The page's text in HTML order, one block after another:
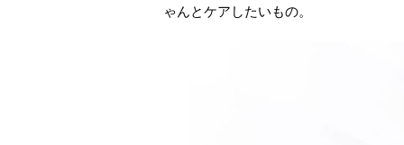
ゃんとケアしたいもの。